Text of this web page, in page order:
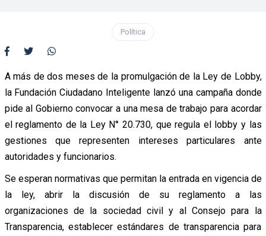
Política
A más de dos meses de la promulgación de la Ley de Lobby,
la Fundación Ciudadano Inteligente lanzó una campaña donde
pide al Gobierno convocar a una mesa de trabajo para acordar
el reglamento de la Ley N° 20.730, que regula el lobby y las
gestiones que representen intereses particulares ante
autoridades y funcionarios.
Se esperan normativas que permitan la entrada en vigencia de
la ley, abrir la discusión de su reglamento a las
organizaciones de la sociedad civil y al Consejo para la
Transparencia, establecer estándares de transparencia para